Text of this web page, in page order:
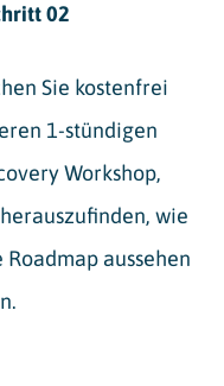
02
Sie kostenfrei
1-stündigen
Workshop,
wie
Roadmap aussehen